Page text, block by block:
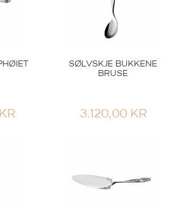
KR
SØLVSKJE BUKKENE
BRUSE
3.120,00 KR